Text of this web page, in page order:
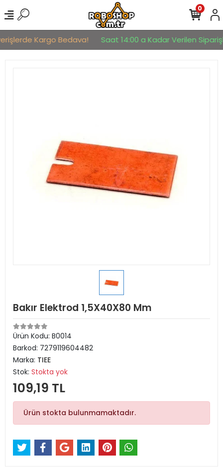
Kargo Bedava! Saat 14:00 a Kadar Verilen
0
Bakır Elektrod 1,5X40X80 Mm
Ürün Kodu: B0014
Barkod: 7279119604482
Marka: TIEE
Stok: Stokta yok
109,19 TL
Ürün stokta bulunmamaktadır.